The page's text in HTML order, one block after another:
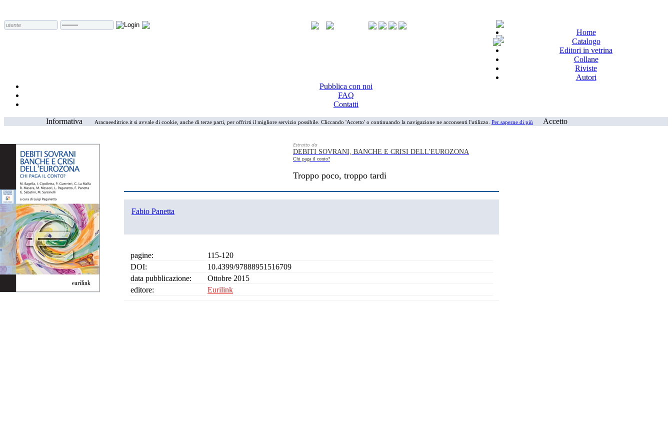
Home
Catalogo
Editori in vetrina
Collane
Riviste
Autori
Pubblica con noi
FAQ
Contatti
Informativa
Aracneeditrice.it si avvale di cookie, anche di terze parti, per offrirti il migliore servizio possibile. Cliccando 'Accetto' o continuando la navigazione ne acconsenti l'utilizzo. Per saperne di più Accetto
Estratto da
DEBITI SOVRANI, BANCHE E CRISI DELL'EUROZONA
Chi paga il conto?
Troppo poco, troppo tardi
Fabio Panetta
pagine:
115-120
DOI:
10.4399/97888951516709
data pubblicazione:
Ottobre 2015
editore:
Eurilink